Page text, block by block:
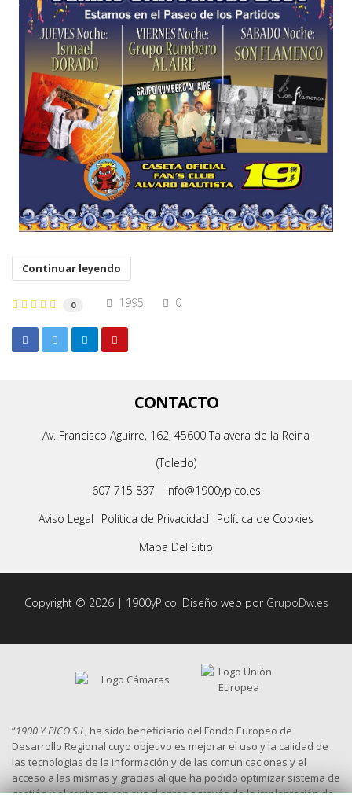
Continuar leyendo
0 1995 0
CONTACTO
Av. Francisco Aguirre, 162, 45600 Talavera de la Reina
(Toledo)
607 715 837
info@1900ypico.es
Aviso Legal
Política de Privacidad
Política de Cookies
Mapa Del Sitio
Copyright © 2026 | 1900yPico. Diseño web por GrupoDw.es
“1900 Y PICO S.L, ha sido beneficiario del Fondo Europeo de
Desarrollo Regional cuyo objetivo es mejorar el uso y la calidad de
las tecnologías de la información y de las comunicaciones y el
acceso a las mismas y gracias al que ha podido optimizar sistema de